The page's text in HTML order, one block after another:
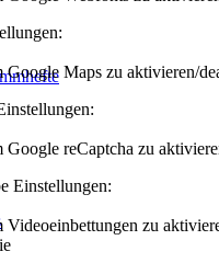
Maps zu aktivieren/
reCaptcha zu
Einstellungen:
zu